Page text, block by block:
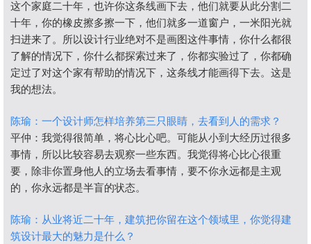
这个家庭二十年，也许你这条线画下去，他们就要从此分割二
十年，你的橡皮擦多擦一下，他们就多一道窗户，一米阳光就
扫进来了。所以设计行业绝对不是画图这件事情，你什么都很
了解的情况下，你什么都探索过来了，你都实验过了，你都确
定过了对这个家有帮助的情况下，这条线才能画得下去。这是
我的想法。
陈瑜：一个设计师怎样培养第三只眼睛，去看到人的需求？
平仲：我觉得很简单，将心比心吧。可能从小到大经历过很多
事情，所以比较容易去观察一些东西。我觉得将心比心很重
要，除非你置身他人的立场去看事情，要不你永远都是主观
的，你永远都是半盲的状态。
陈瑜：从业将近二十年，建筑把你留在这个领域里，你觉得建
筑设计最大的魅力是什么？